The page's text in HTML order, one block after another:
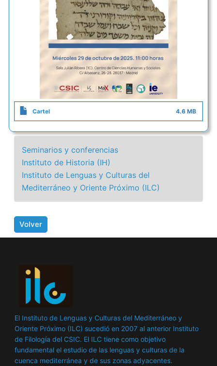
Cartel 4.6 MB
Seminarios y conferencias
Instituto de Historia (IH)
Instituto de Lenguas y Culturas del
Mediterráneo y Oriente Próximo (ILC)
Volver
El Instituto de Lenguas y Culturas del Mediterráneo y
Oriente Próximo (ILC) sucedió en 2007 al anterior Instituto
de Filología del CSIC. El ILC tiene como objetivo
fundamental el estudio de las lenguas y culturas de la
cuenca mediterránea y de sus zonas adyacentes.